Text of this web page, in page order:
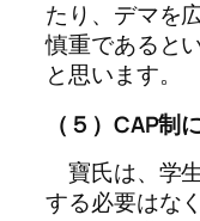
たり、デマを
慎重であると
と思います。
（５） CAP制
寶氏は、学
する必要はな